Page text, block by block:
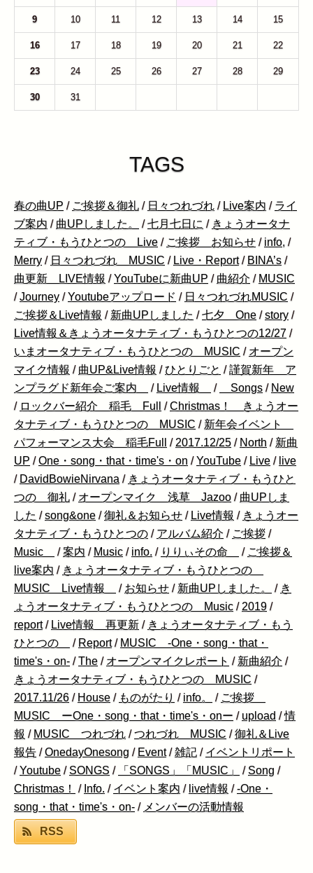
9 10 11 12 13 14 15
16 17 18 19 20 21 22
23 24 25 26 27 28 29
30 31
TAGS
春の曲UP / ご挨拶＆御礼 / 日々つれづれ / Live案内 / ライ
ブ案内 / 曲UPしました。 /七月七日に / きょうオータナ
ティブ・もうひとつの Live / ご挨拶 お知らせ / info, /
Merry / 日々つれづれ MUSIC / Live・Report / BINA’s /
曲更新 LIVE情報 /YouTubeに新曲UP / 曲紹介 / MUSIC
/Journey /Youtubeアップロード / 日々つれづれMUSIC /
ご挨拶＆Live情報 / 新曲UPしました /七夕 One /story /
Live情報＆きょうオータナティブ・もうひとつの12/27 /
いまオータナティブ・もうひとつの MUSIC / オープン
マイク情報 / 曲UP&Live情報 /ひとりごと /謹賀新年 ア
ンプラグド新年会ご案内
/ Live情報 / Songs / New
/ ロックバー紹介 稲毛 Full /Christmas！ きょうオー
タナティブ・もうひとつの MUSIC / 新年会イベント
パフォーマンス大会 稲毛Full
/ 2017.12/25 / North / 新曲
UP /One・song・that・time's・on /YouTube / Live / live
/ DavidBowieNirvana / きょうオータナティブ・もうひと
つの 御礼 / オープンマイク 浅草 Jazoo / 曲UPしま
した /song&one /御礼＆お知らせ / Live情報 / きょうオー
タナティブ・もうひとつの / アルバム紹介 / ご挨拶 /
Music
/案内 / Music / info. / りりぃその命 / ご挨拶＆
live案内 / きょうオータナティブ・もうひとつの
MUSIC Live情報
/ お知らせ / 新曲UPしました。 / き
ょうオータナティブ・もうひとつの Music / 2019 /
report / Live情報 再更新 / きょうオータナティブ・もう
ひとつの
/ Report / MUSIC -One・song・that・
time's・on- /The / オープンマイクレポート / 新曲紹介 /
きょうオータナティブ・もうひとつの MUSIC /
2017.11/26 / House / ものがたり / info。 / ご挨拶
MUSIC ーOne・song・that・time's・onー / upload /情
報 / MUSIC つれづれ /つれづれ MUSIC /御礼＆Live
報告 /OnedayOnesong / Event /雑記 / イベントリポート
/Youtube /SONGS / 「SONGS」「MUSIC」 /Song /
Christmas！
/ Info. / イベント案内 / live情報 /-One・
song・that・time's・on- / メンバーの活動情報
RSS